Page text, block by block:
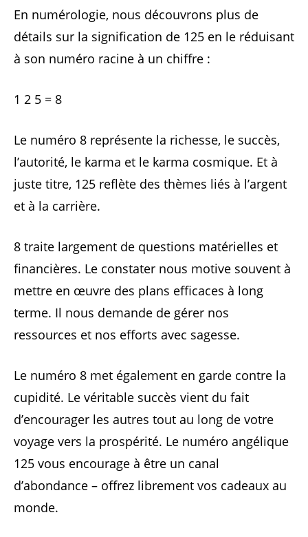
En numérologie, nous découvrons plus de
détails sur la signification de 125 en le réduisant
à son numéro racine à un chiffre :
1 2 5 = 8
Le numéro 8 représente la richesse, le succès,
l’autorité, le karma et le karma cosmique. Et à
juste titre, 125 reflète des thèmes liés à l’argent
et à la carrière.
8 traite largement de questions matérielles et
financières. Le constater nous motive souvent à
mettre en œuvre des plans efficaces à long
terme. Il nous demande de gérer nos
ressources et nos efforts avec sagesse.
Le numéro 8 met également en garde contre la
cupidité. Le véritable succès vient du fait
d’encourager les autres tout au long de votre
voyage vers la prospérité. Le numéro angélique
125 vous encourage à être un canal
d’abondance – offrez librement vos cadeaux au
monde.